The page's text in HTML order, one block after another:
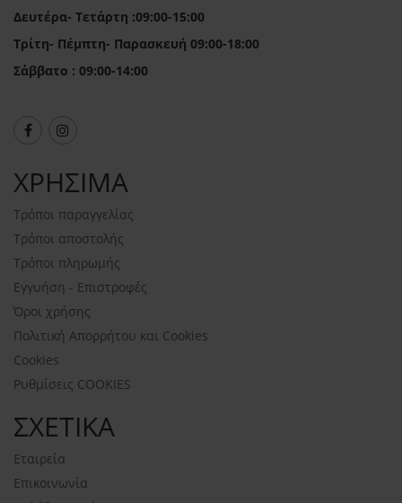
Δευτέρα- Τετάρτη :09:00-15:00
Τρίτη- Πέμπτη- Παρασκευή 09:00-18:00
Σάββατο : 09:00-14:00
ΧΡΗΣΙΜΑ
Τρόποι παραγγελίας
Τρόποι αποστολής
Τρόποι πληρωμής
Εγγυήση - Επιστροφές
Όροι χρήσης
Πολιτική Απορρήτου και Cookies
Cookies
Ρυθμίσεις COOKIES
ΣΧΕΤΙΚΑ
Εταιρεία
Επικοινωνία